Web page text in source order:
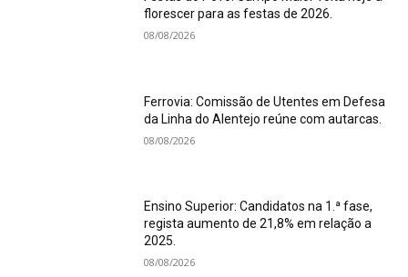
florescer para as festas de 2026.
08/08/2026
Ferrovia: Comissão de Utentes em Defesa
da Linha do Alentejo reúne com autarcas.
08/08/2026
Ensino Superior: Candidatos na 1.ª fase,
regista aumento de 21,8% em relação a
2025.
08/08/2026